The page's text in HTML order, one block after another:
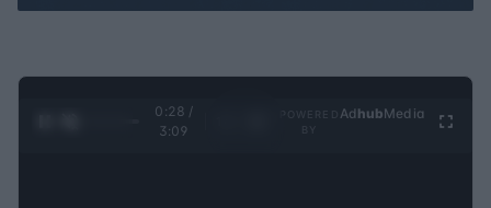
0:29 /
3:09
Ad hubMedia